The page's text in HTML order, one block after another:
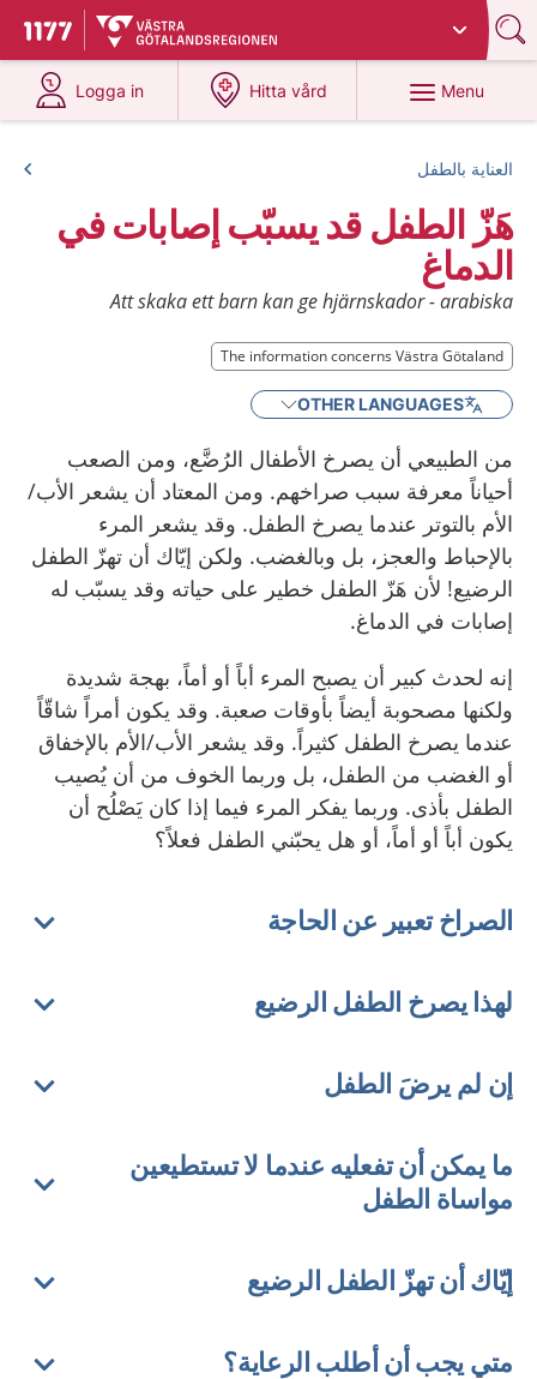
To start page for 1177
Du har valt region
Logga in
at 1177.se
Hitta vård
at 1177.se
Menu
العناية بالطفل
هَزّ الطفل قد يسبّب إصابات في
الدماغ
Att skaka ett barn kan ge hjärnskador - arabiska
The information concerns Västra Götaland
OTHER LANGUAGES
من الطبيعي أن يصرخ الأطفال الرُضَّع، ومن الصعب
أحياناً معرفة سبب صراخهم. ومن المعتاد أن يشعر الأب/
الأم بالتوتر عندما يصرخ الطفل. وقد يشعر المرء
بالإحباط والعجز، بل وبالغضب. ولكن إيّاك أن تهزّ الطفل
الرضيع! لأن هَزّ الطفل خطير على حياته وقد يسبّب له
إصابات في الدماغ.
إنه لحدث كبير أن يصبح المرء أباً أو أماً، بهجة شديدة
ولكنها مصحوبة أيضاً بأوقات صعبة. وقد يكون أمراً شاقّاً
عندما يصرخ الطفل كثيراً. وقد يشعر الأب/الأم بالإخفاق
أو الغضب من الطفل، بل وربما الخوف من أن يُصيب
الطفل بأذى. وربما يفكر المرء فيما إذا كان يَصْلُح أن
يكون أباً أو أماً، أو هل يحبّني الطفل فعلاً؟
الصراخ تعبير عن الحاجة
لهذا يصرخ الطفل الرضيع
إن لم يرضَ الطفل
ما يمكن أن تفعليه عندما لا تستطيعين
مواساة الطفل
إيّاك أن تهزّ الطفل الرضيع
متي يجب أن أطلب الرعاية؟